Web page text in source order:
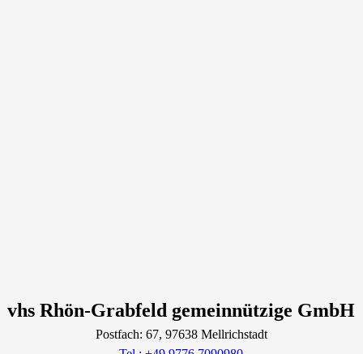
vhs Rhön-Grabfeld gemeinnützige GmbH
Postfach: 67, 97638 Mellrichstadt